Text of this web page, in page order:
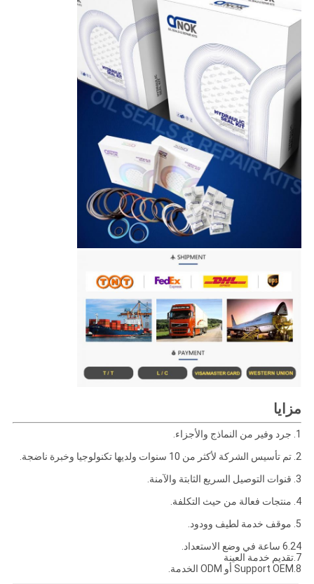
مزايا
1. جرد وفير من النماذج والأجزاء.
2. تم تأسيس الشركة لأكثر من 10 سنوات ولديها تكنولوجيا وخبرة ناضجة.
3. قنوات التوصيل السريع الثابتة والآمنة.
4. منتجات فعالة من حيث التكلفة.
5. موقف خدمة لطيف وودود.
6.24 ساعة في وضع الاستعداد.
7.تقديم خدمة العينة
8.Support OEM أو ODM الخدمة.